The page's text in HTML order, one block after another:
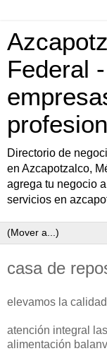
Federal
Directorio de
en Azcapotzalco,
agrega tu negocio
servicios en
casa de
elevamos la
atención integral
alimentación